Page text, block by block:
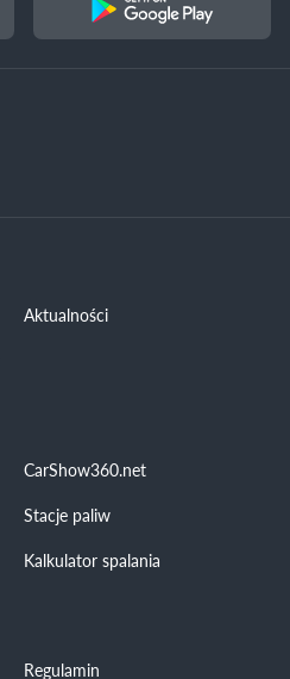
Aktualności
CarShow360.net
Stacje paliw
Kalkulator spalania
Regulamin